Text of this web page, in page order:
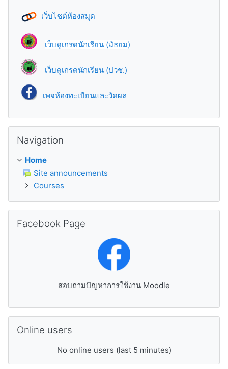
เว็บไซต์ห้องสมุด
เว็บดูเกรดนักเรียน (มัธยม)
เว็บดูเกรดนักเรียน (ปวช.)
เพจห้องทะเบียนและวัดผล
Navigation
Home
Site announcements
Courses
Facebook Page
สอบถามปัญหาการใช้งาน Moodle
Online users
No online users (last 5 minutes)